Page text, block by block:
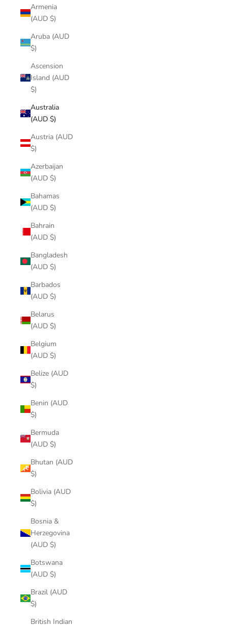
Armenia
(AUD $)
Aruba (AUD
$)
Ascension
Island (AUD
$)
Australia
(AUD $)
Austria (AUD
$)
Azerbaijan
(AUD $)
Bahamas
(AUD $)
Bahrain
(AUD $)
Bangladesh
(AUD $)
Barbados
(AUD $)
Belarus
(AUD $)
Belgium
(AUD $)
Belize (AUD
$)
Benin (AUD
$)
Bermuda
(AUD $)
Bhutan (AUD
$)
Bolivia (AUD
$)
Bosnia &
Herzegovina
(AUD $)
Botswana
(AUD $)
Brazil (AUD
$)
British Indian